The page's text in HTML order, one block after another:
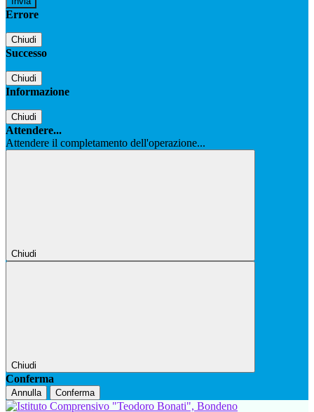
Errore
Chiudi
Successo
Chiudi
Informazione
Chiudi
Attendere...
Attendere il completamento dell'operazione...
Chiudi
Chiudi
Conferma
Annulla Conferma